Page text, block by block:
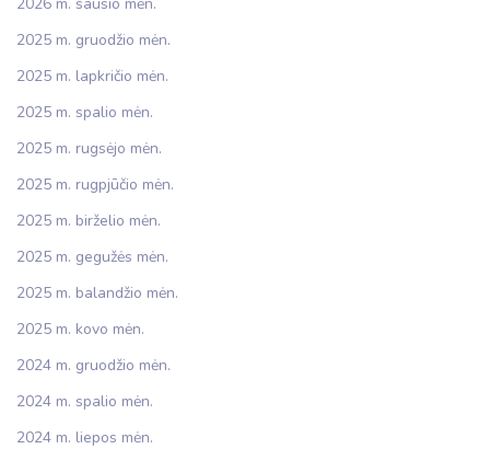
2025 m. gruodžio mėn.
2025 m. lapkričio mėn.
2025 m. spalio mėn.
2025 m. rugsėjo mėn.
2025 m. rugpjūčio mėn.
2025 m. birželio mėn.
2025 m. gegužės mėn.
2025 m. balandžio mėn.
2025 m. kovo mėn.
2024 m. gruodžio mėn.
2024 m. spalio mėn.
2024 m. liepos mėn.